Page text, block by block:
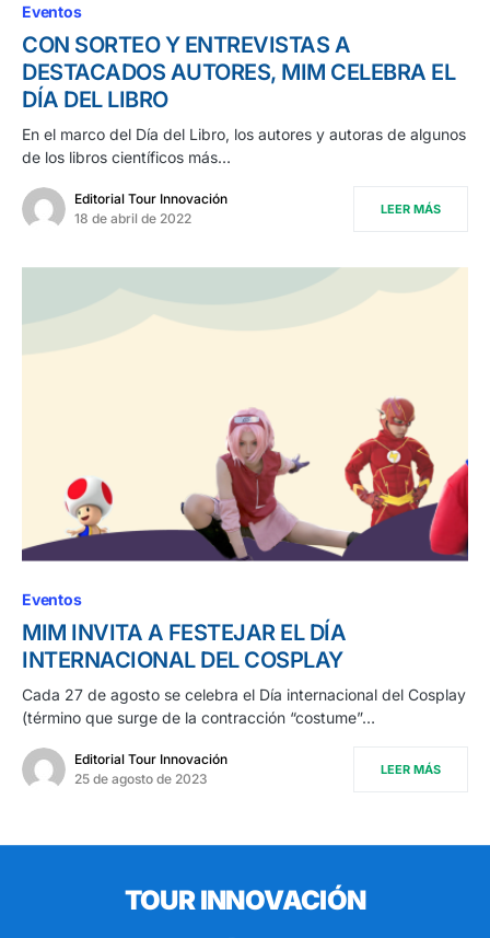
Eventos
CON SORTEO Y ENTREVISTAS A
DESTACADOS AUTORES, MIM CELEBRA EL
DÍA DEL LIBRO
En el marco del Día del Libro, los autores y autoras de algunos
de los libros científicos más…
Editorial Tour Innovación
18 de abril de 2022
LEER MÁS
Eventos
MIM INVITA A FESTEJAR EL DÍA
INTERNACIONAL DEL COSPLAY
Cada 27 de agosto se celebra el Día internacional del Cosplay
(término que surge de la contracción “costume”…
Editorial Tour Innovación
25 de agosto de 2023
LEER MÁS
TOUR INNOVACIÓN